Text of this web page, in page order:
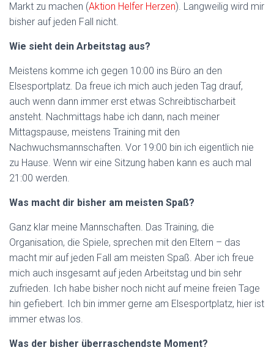
Markt zu machen (Aktion Helfer Herzen). Langweilig wird mir
bisher auf jeden Fall nicht.
Wie sieht dein Arbeitstag aus?
Meistens komme ich gegen 10:00 ins Büro an den
Elsesportplatz. Da freue ich mich auch jeden Tag drauf,
auch wenn dann immer erst etwas Schreibtischarbeit
ansteht. Nachmittags habe ich dann, nach meiner
Mittagspause, meistens Training mit den
Nachwuchsmannschaften. Vor 19:00 bin ich eigentlich nie
zu Hause. Wenn wir eine Sitzung haben kann es auch mal
21:00 werden.
Was macht dir bisher am meisten Spaß?
Ganz klar meine Mannschaften. Das Training, die
Organisation, die Spiele, sprechen mit den Eltern – das
macht mir auf jeden Fall am meisten Spaß. Aber ich freue
mich auch insgesamt auf jeden Arbeitstag und bin sehr
zufrieden. Ich habe bisher noch nicht auf meine freien Tage
hin gefiebert. Ich bin immer gerne am Elsesportplatz, hier ist
immer etwas los.
Was der bisher überraschendste Moment?